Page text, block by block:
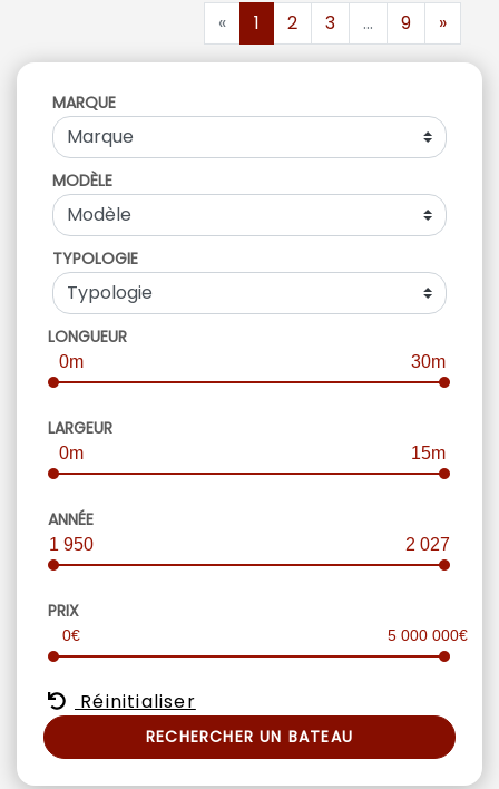
« 1 2 3 ... 9 »
MARQUE
MODÈLE
TYPOLOGIE
LONGUEUR
0m 30m
LARGEUR
0m 15m
ANNÉE
1 950 2 027
PRIX
0€ 5 000 000€
Réinitialiser
RECHERCHER UN BATEAU